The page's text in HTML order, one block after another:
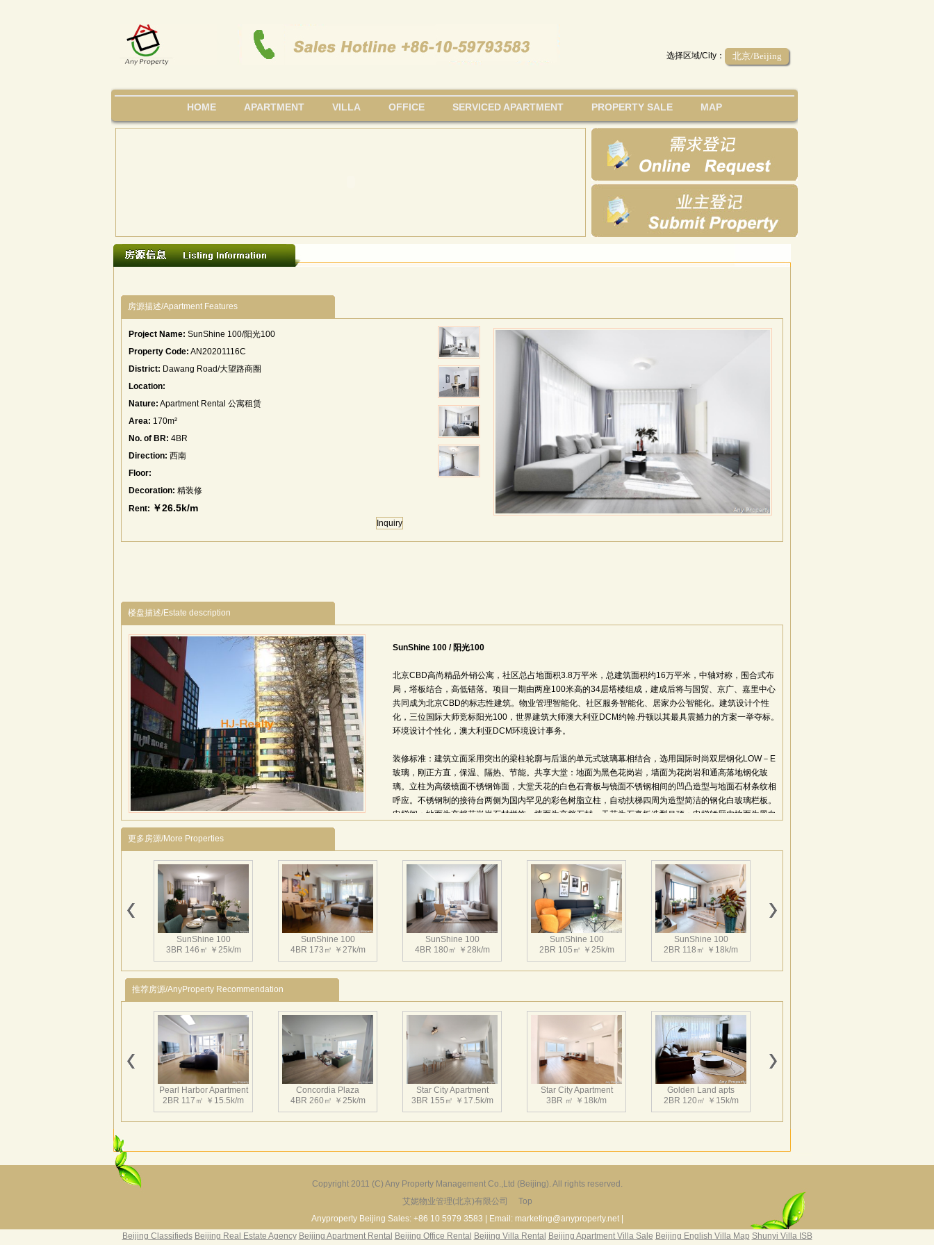
选择区域/City： 北京/Beijing
HOME APARTMENT VILLA OFFICE SERVICED APARTMENT PROPERTY SALE MAP
房源描述/Apartment Features
Project Name: SunShine 100/阳光100
Property Code: AN20201116C
District: Dawang Road/大望路商圈
Location:
Nature: Apartment Rental 公寓租赁
Area: 170m²
No. of BR: 4BR
Direction: 西南
Floor:
Decoration: 精装修
Rent: ￥26.5k/m
Inquiry
楼盘描述/Estate description
SunShine 100 / 阳光100
北京CBD高尚精品外销公寓，社区总占地面积3.8万平米，总建筑面积约16万平米，中轴对称，围合式布
局，塔板结合，高低错落。项目一期由两座100米高的34层塔楼组成，建成后将与国贸、京广、嘉里中心
共同成为北京CBD的标志性建筑。物业管理智能化、社区服务智能化、居家办公智能化。建筑设计个性
化，三位国际大师竞标阳光100，世界建筑大师澳大利亚DCM约翰.丹顿以其最具震撼力的方案一举夺标。
环境设计个性化，澳大利亚DCM环境设计事务。
装修标准：建筑立面采用突出的梁柱轮廓与后退的单元式玻璃幕相结合，选用国际时尚双层钢化LOW－E
玻璃，刚正方直，保温、隔热、节能。共享大堂：地面为黑色花岗岩，墙面为花岗岩和通高落地钢化玻
璃。立柱为高级镜面不锈钢饰面，大堂天花的白色石膏板与镜面不锈钢相间的凹凸造型与地面石材条纹相
呼应。不锈钢制的接待台两侧为国内罕见的彩色树脂立柱，自动扶梯四周为造型简洁的钢化白玻璃栏板。
电梯间：地面为高档花岗岩石材拼饰，墙面为高档石材，天花为石膏板造型吊顶；电梯轿厢内地面为黑白
更多房源/More Properties
SunShine 100
3BR 146㎡ ￥25k/m
SunShine 100
4BR 173㎡ ￥27k/m
SunShine 100
4BR 180㎡ ￥28k/m
SunShine 100
2BR 105㎡ ￥25k/m
SunShine 100
2BR 118㎡ ￥18k/m
SunShine 100
2BR 161㎡ ￥20k/m
SunShine 100
3BR 146㎡ ￥28k/m
SunShine 100
2BR 115㎡ ￥26k/m
SunShine 100
4BR 200㎡ ￥28k/m
SunShine 100
3BR 146㎡ ￥23k/m
2BR 120㎡ ￥17k/m
2BR 120㎡ ￥17k/m
2BR 106㎡ ￥16k/m
推荐房源/AnyProperty Recommendation
Pearl Harbor Apartment
2BR 117㎡ ￥15.5k/m
Concordia Plaza
4BR 260㎡ ￥25k/m
Star City Apartment
3BR 155㎡ ￥17.5k/m
Star City Apartment
3BR ㎡ ￥18k/m
Golden Land apts
2BR 120㎡ ￥15k/m
3BR 156㎡ ￥19k/m
Beijing Riviera
2BR 130㎡ ￥20k/m
3BR 180㎡ ￥22k/m
Copyright 2011 (C) Any Property Management Co.,Ltd (Beijing). All rights reserved.
艾妮物业管理(北京)有限公司
Top
Anyproperty Beijing Sales: +86 10 5979 3583 | Email: marketing@anyproperty.net |
Beijing Classifieds Beijing Real Estate Agency Beijing Apartment Rental Beijing Office Rental Beijing Villa Rental Beijing Apartment Villa Sale Beijing English Villa Map Shunyi Villa ISB